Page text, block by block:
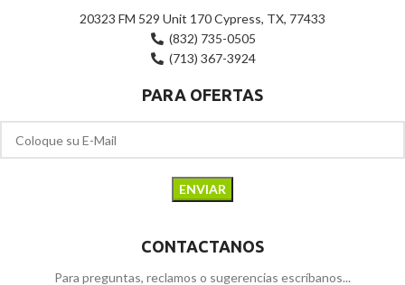
20323 FM 529 Unit 170 Cypress, TX, 77433
(832) 735-0505
(713) 367-3924
PARA OFERTAS
CONTACTANOS
Para preguntas, reclamos o sugerencias escríbanos...